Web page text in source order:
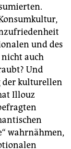
und des
auch
Und
der kulturellen
Illouz
wahrnähmen,